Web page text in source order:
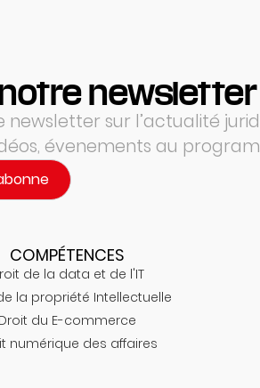
notre newsletter
newsletter sur l’actualité
évenements au
COMPÉTENCES
de la data et de l'IT
la propriété Intellectuelle
Droit du E-commerce
numérique des affaires